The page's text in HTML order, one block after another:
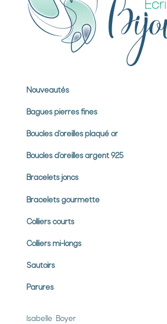
Nouveautés
Bagues pierres fines
Boucles d’oreilles plaqué or
Boucles d’oreilles argent 925
Bracelets joncs
Bracelets gourmette
Colliers courts
Colliers mi-longs
Sautoirs
Parures
Isabelle Boyer